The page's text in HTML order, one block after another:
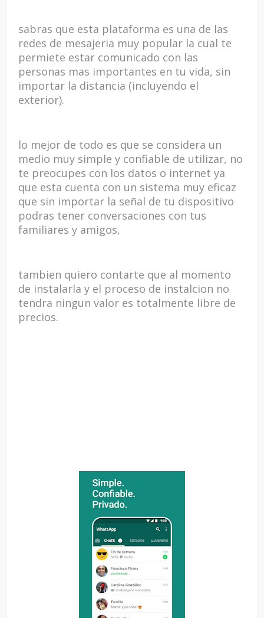
sabras que esta plataforma es una de las
redes de mesajeria muy popular la cual te
permiete estar comunicado con las
personas mas importantes en tu vida, sin
importar la distancia (incluyendo el
exterior).
lo mejor de todo es que se considera un
medio muy simple y confiable de utilizar, no
te preocupes con los datos o internet ya
que esta cuenta con un sistema muy eficaz
que sin importar la señal de tu dispositivo
podras tener conversaciones con tus
familiares y amigos,
tambien quiero contarte que al momento
de instalarla y el proceso de instalcion no
tendra ningun valor es totalmente libre de
precios.